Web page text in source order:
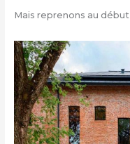
Mais reprenons au début